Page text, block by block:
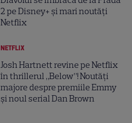
2 pe Disney+ și mari noutăți
Netflix
NETFLIX
Josh Hartnett revine pe Netflix
în thrillerul „Below”! Noutăți
majore despre premiile Emmy
și noul serial Dan Brown